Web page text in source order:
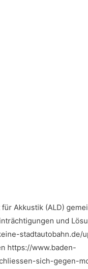
Akkustik (ALD)
und
stadtautobahn.de/
https://www.baden-
sich-gegen-